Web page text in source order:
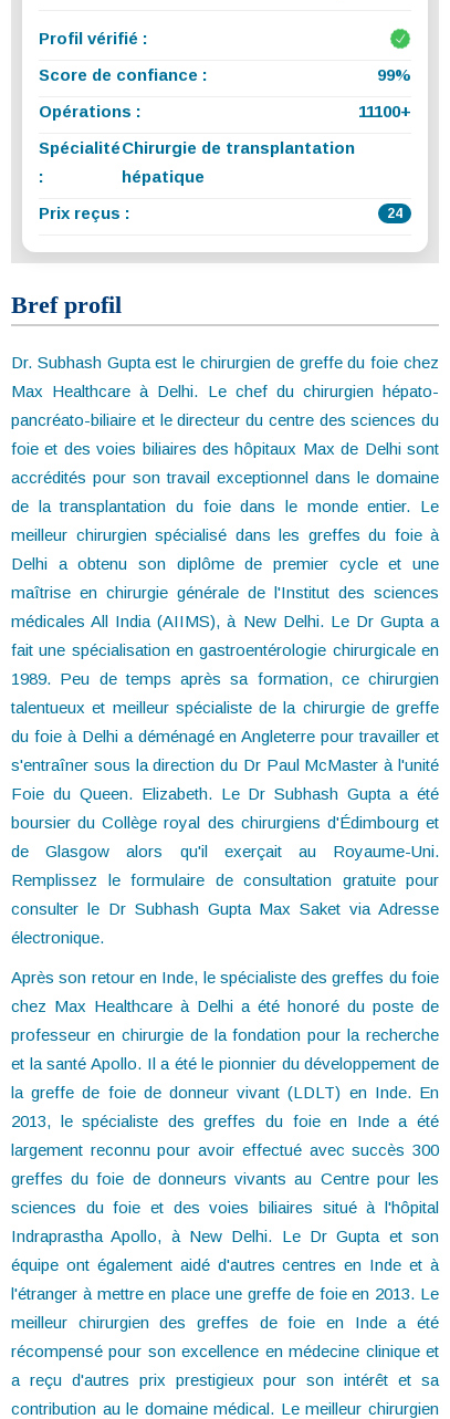
Profil vérifié :
Score de confiance :
99%
Opérations :
11100+
Spécialité
:
Chirurgie de transplantation
hépatique
Prix reçus :
24
Bref profil
Dr. Subhash Gupta est le chirurgien de greffe du foie chez
Max Healthcare à Delhi. Le chef du chirurgien hépato-
pancréato-biliaire et le directeur du centre des sciences du
foie et des voies biliaires des hôpitaux Max de Delhi sont
accrédités pour son travail exceptionnel dans le domaine
de la transplantation du foie dans le monde entier. Le
meilleur chirurgien spécialisé dans les greffes du foie à
Delhi a obtenu son diplôme de premier cycle et une
maîtrise en chirurgie générale de l'Institut des sciences
médicales All India (AIIMS), à New Delhi. Le Dr Gupta a
fait une spécialisation en gastroentérologie chirurgicale en
1989. Peu de temps après sa formation, ce chirurgien
talentueux et meilleur spécialiste de la chirurgie de greffe
du foie à Delhi a déménagé en Angleterre pour travailler et
s'entraîner sous la direction du Dr Paul McMaster à l'unité
Foie du Queen. Elizabeth. Le Dr Subhash Gupta a été
boursier du Collège royal des chirurgiens d'Édimbourg et
de Glasgow alors qu'il exerçait au Royaume-Uni.
Remplissez le formulaire de consultation gratuite pour
consulter le Dr Subhash Gupta Max Saket via Adresse
électronique.
Après son retour en Inde, le spécialiste des greffes du foie
chez Max Healthcare à Delhi a été honoré du poste de
professeur en chirurgie de la fondation pour la recherche
et la santé Apollo. Il a été le pionnier du développement de
la greffe de foie de donneur vivant (LDLT) en Inde. En
2013, le spécialiste des greffes du foie en Inde a été
largement reconnu pour avoir effectué avec succès 300
greffes du foie de donneurs vivants au Centre pour les
sciences du foie et des voies biliaires situé à l'hôpital
Indraprastha Apollo, à New Delhi. Le Dr Gupta et son
équipe ont également aidé d'autres centres en Inde et à
l'étranger à mettre en place une greffe de foie en 2013. Le
meilleur chirurgien des greffes de foie en Inde a été
récompensé pour son excellence en médecine clinique et
a reçu d'autres prix prestigieux pour son intérêt et sa
contribution au le domaine médical. Le meilleur chirurgien